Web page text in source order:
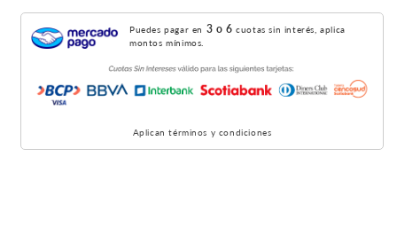
Puedes pagar en 3 o 6 cuotas sin interés, aplica
montos mínimos.
Aplican términos y condiciones